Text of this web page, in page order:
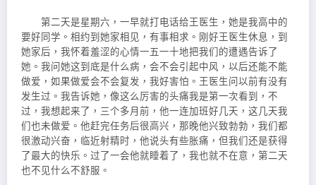
第二天是星期六，一早就打电话给王医生，她是我高中的
要好同学。相约到她家相见，有事相求。刚好王医生休息，到
她家后，我怀着羞涩的心情一五一十地把我们的遭遇告诉了
她。我问她这到底是什么病，会不会引起中风，以后还能不能
做爱，如果做爱会不会复发，我好害怕。王医生问以前有没有
发生过。我告诉她，像这么厉害的头痛我是第一次看到，不
过，我想起来了，三个多月前，他一连加班好几天，这几天我
们也未做爱。他赶完任务后很高兴，那晚他兴致勃勃，我们都
很激动兴奋，临近射精时，他说头有些胀痛，但我们还是获得
了最大的快乐。过了一会他就睡着了，我也就不在意，第二天
也不见什么不舒服。